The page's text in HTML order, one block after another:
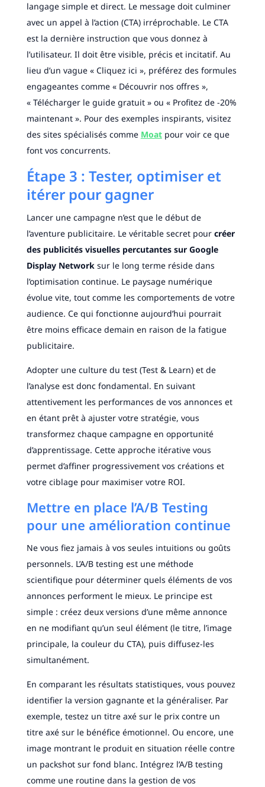
langage simple et direct. Le message doit culminer
avec un appel à l’action (CTA) irréprochable. Le CTA
est la dernière instruction que vous donnez à
l’utilisateur. Il doit être visible, précis et incitatif. Au
lieu d’un vague « Cliquez ici », préférez des formules
engageantes comme « Découvrir nos offres »,
« Télécharger le guide gratuit » ou « Profitez de -20%
maintenant ». Pour des exemples inspirants, visitez
des sites spécialisés comme Moatpour voir ce que
font vos concurrents.
Étape 3 : Tester, optimiser et
itérer pour gagner
Lancer une campagne n’est que le début de
l’aventure publicitaire. Le véritable secret pour créer
des publicités visuelles percutantes sur Google
Display Networksur le long terme réside dans
l’optimisation continue. Le paysage numérique
évolue vite, tout comme les comportements de votre
audience. Ce qui fonctionne aujourd’hui pourrait
être moins efficace demain en raison de la fatigue
publicitaire.
Adopter une culture du test (Test & Learn) et de
l’analyse est donc fondamental. En suivant
attentivement les performances de vos annonces et
en étant prêt à ajuster votre stratégie, vous
transformez chaque campagne en opportunité
d’apprentissage. Cette approche itérative vous
permet d’affiner progressivement vos créations et
votre ciblage pour maximiser votre ROI.
Mettre en place l’A/B Testing
pour une amélioration continue
Ne vous fiez jamais à vos seules intuitions ou goûts
personnels. L’A/B testing est une méthode
scientifique pour déterminer quels éléments de vos
annonces performent le mieux. Le principe est
simple : créez deux versions d’une même annonce
en ne modifiant qu’un seul élément (le titre, l’image
principale, la couleur du CTA), puis diffusez-les
simultanément.
En comparant les résultats statistiques, vous pouvez
identifier la version gagnante et la généraliser. Par
exemple, testez un titre axé sur le prix contre un
titre axé sur le bénéfice émotionnel. Ou encore, une
image montrant le produit en situation réelle contre
un packshot sur fond blanc. Intégrez l’A/B testing
comme une routine dans la gestion de vos